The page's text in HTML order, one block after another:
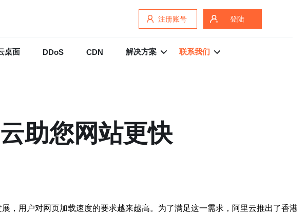
注册账号 登陆
桌面 DDoS CDN 解决方案 联系我们
助您网站更快
，用户对网页加载速度的要求越来越高。为了满足这一需求，阿里云推出了香港